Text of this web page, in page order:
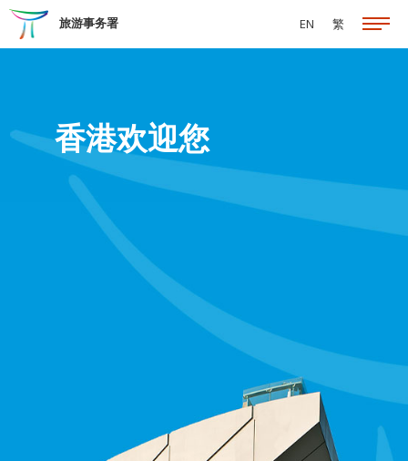
跳至主要内容
旅游事务署 EN 繁
香港欢迎您